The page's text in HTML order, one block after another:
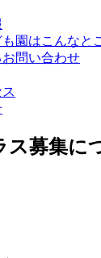
園はこんなと
問い合わせ
ス募集に